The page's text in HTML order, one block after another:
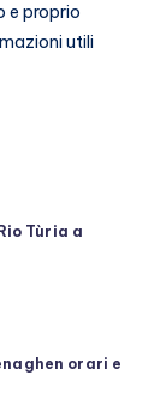
e proprio
utili
Tùria a
orari e